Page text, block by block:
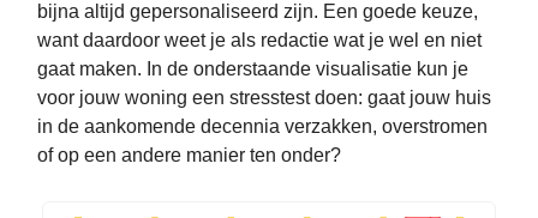
bijna altijd gepersonaliseerd zijn. Een goede keuze,
want daardoor weet je als redactie wat je wel en niet
gaat maken. In de onderstaande visualisatie kun je
voor jouw woning een stresstest doen: gaat jouw huis
in de aankomende decennia verzakken, overstromen
of op een andere manier ten onder?